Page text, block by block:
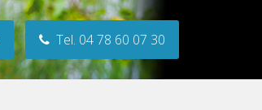
Tel. 04 78 60 07 30